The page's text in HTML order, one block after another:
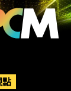
點